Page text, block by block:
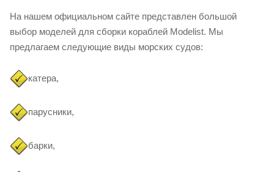
На нашем официальном сайте представлен большой
выбор моделей для сборки кораблей Modelist. Мы
предлагаем следующие виды морских судов:
катера,
парусники,
барки,